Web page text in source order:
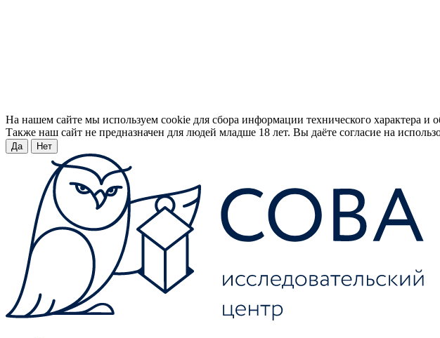
На нашем сайте мы используем cookie для сбора информации технического характера и
Также наш сайт не предназначен для людей младше 18 лет. Вы даёте согласие на
Да Нет